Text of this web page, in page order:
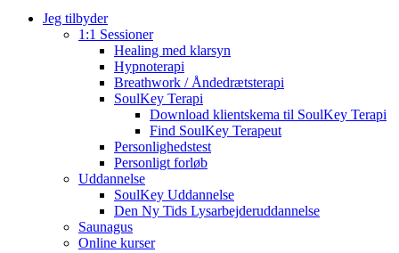
Jeg tilbyder
1:1 Sessioner
Healing med klarsyn
Hypnoterapi
Breathwork / Åndedrætsterapi
SoulKey Terapi
Download klientskema til SoulKey Terapi
Find SoulKey Terapeut
Personlighedstest
Personligt forløb
Uddannelse
SoulKey Uddannelse
Den Ny Tids Lysarbejderuddannelse
Saunagus
Online kurser